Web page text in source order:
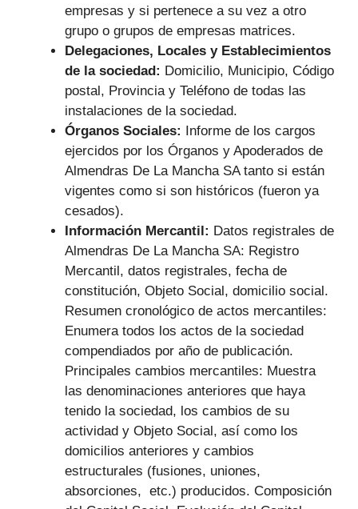
empresas y si pertenece a su vez a otro
grupo o grupos de empresas matrices.
Delegaciones, Locales y Establecimientos
de la sociedad: Domicilio, Municipio, Código
postal, Provincia y Teléfono de todas las
instalaciones de la sociedad.
Órganos Sociales: Informe de los cargos
ejercidos por los Órganos y Apoderados de
Almendras De La Mancha SA tanto si están
vigentes como si son históricos (fueron ya
cesados).
Información Mercantil: Datos registrales de
Almendras De La Mancha SA: Registro
Mercantil, datos registrales, fecha de
constitución, Objeto Social, domicilio social.
Resumen cronológico de actos mercantiles:
Enumera todos los actos de la sociedad
compendiados por año de publicación.
Principales cambios mercantiles: Muestra
las denominaciones anteriores que haya
tenido la sociedad, los cambios de su
actividad y Objeto Social, así como los
domicilios anteriores y cambios
estructurales (fusiones, uniones,
absorciones, etc.) producidos. Composición